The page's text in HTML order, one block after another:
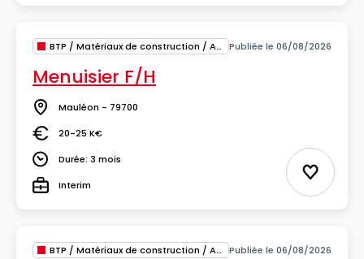
BTP / Matériaux de construction / Architecture Publiée le 06/08/2026
Menuisier F/H
Lieu Mauléon - 79700
Salaire20-25 K€
DuréeDurée: 3 mois
TypeInterim Ajouter
BTP / Matériaux de construction / Architecture Publiée le 06/08/2026